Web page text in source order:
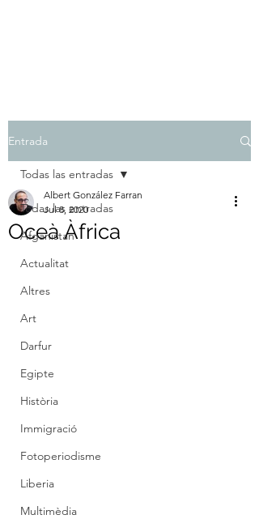
Entrada
Todas las entradas
Afganistan
Actualitat
Altres
Art
Darfur
Egipte
Història
Immigració
Fotoperiodisme
Liberia
Multimèdia
Todas las entradas
Oceà Àfrica
Albert González Farran
Jul 8, 2020